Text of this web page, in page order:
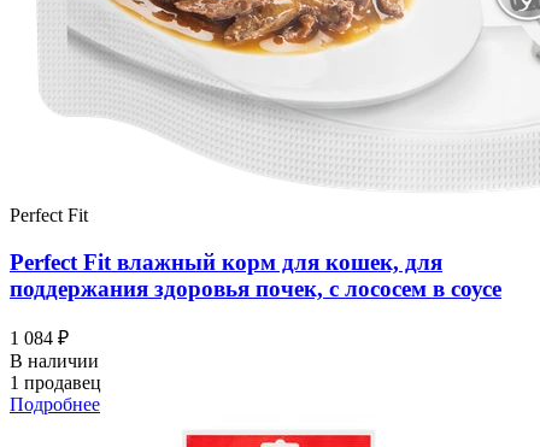
Perfect Fit
Perfect Fit влажный корм для кошек, для
поддержания здоровья почек, с лососем в соусе
1 084 ₽
В наличии
1 продавец
Подробнее